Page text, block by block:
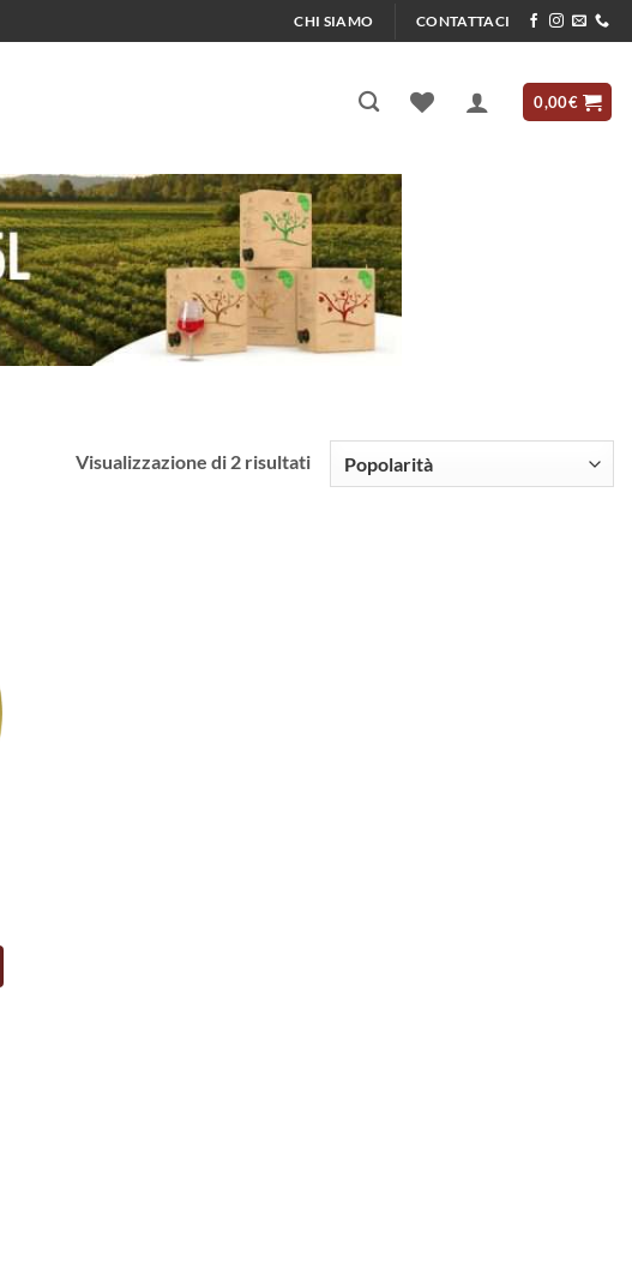
CHI SIAMO CONTATTACI
0,00€
Visualizzazione di 2 risultatiPopolarità